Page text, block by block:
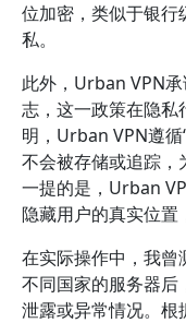
位加密，类似于银行
私。
此外，Urban VPN
志，这一政策在隐私
明，Urban VPN遵
不会被存储或追踪，
一提的是，Urban
隐藏用户的真实位置
在实际操作中，我
不同国家的服务器后
泄露或异常情况。根